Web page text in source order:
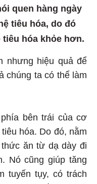
quen hàng ngày
tiêu hóa, do đó
hóa khỏe hơn.
nhưng hiệu quả để
chúng ta có thể làm
bên trái của cơ
hóa. Do đó, nằm
ăn từ dạ dày đi
Nó cũng giúp tăng
tuyến tụy, có trách